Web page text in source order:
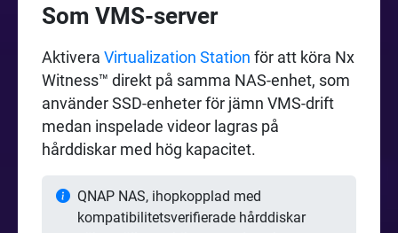
Som VMS-server
AktiveraVirtualization Station för att köra Nx
Witness™ direkt på samma NAS-enhet, som
använder SSD-enheter för jämn VMS-drift
medan inspelade videor lagras på
hårddiskar med hög kapacitet.
QNAP NAS, ihopkopplad med
kompatibilitetsverifierade hårddiskar